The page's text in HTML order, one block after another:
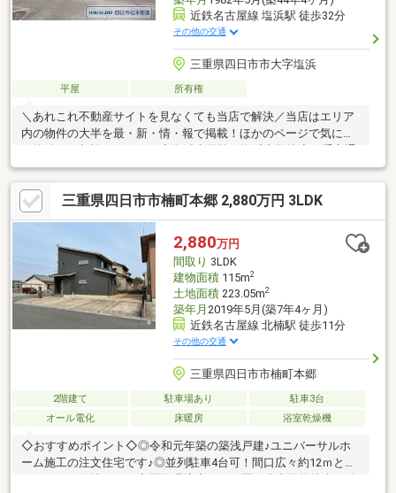
近鉄名古屋線 塩浜駅 徒歩32分
その他の交通
三重県四日市市大字塩浜
平屋 所有権
＼あれこれ不動産サイトを見なくても当店で解決／当店はエリア
内の物件の大半を最・新・情・報で掲載！ほかのページで気にな
バス「磯津」停まで徒歩約2分◆磯津の海岸まで徒歩圏内◆スー
パー「ひまわり」まで徒歩約9分◆大型車の通行が少なく騒音等
が抑えられます※写真をクリックすると、詳細をご覧いただけま
す。＝＝＝＝＝＝＝＝＝＝＝＝＝＝＝＝＝＝＝＝＝＝《お問合せ
からすぐご案内！》見るだけOK、聞くだけOK。実際に現地を体
感してみてください。＝＝＝＝＝＝＝＝＝＝＝＝＝＝＝＝＝＝＝
＝＝＝
三重県四日市市楠町本郷 2,880万円 3LDK
2,880万円
間取り 3LDK
建物面積115m2
土地面積223.05m2
築年月 2019年5月(築7年4ヶ月)
近鉄名古屋線 北楠駅 徒歩11分
その他の交通
三重県四日市市楠町本郷
2階建て 駐車場あり
駐車3台
オール電化
床暖房 浴室乾燥機
◇おすすめポイント◇◎令和元年築の築浅戸建♪ユニバーサルホ
ーム施工の注文住宅です♪◎並列駐車4台可！間口広々約12ｍとゆ
とりのある敷地です！◇周辺環境◇こども園、小中学校徒歩10分